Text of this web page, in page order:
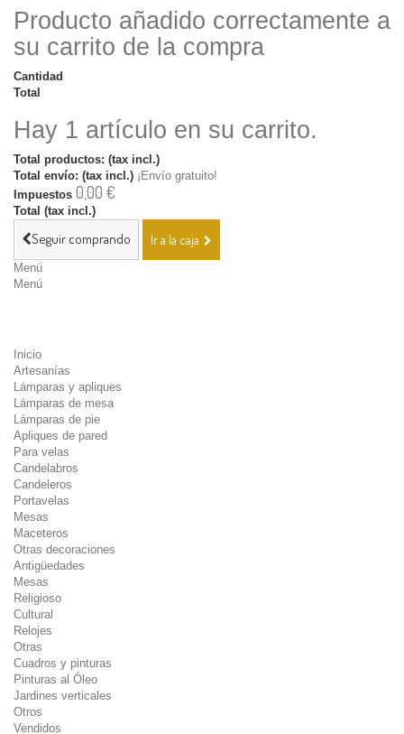
Producto añadido correctamente a
su carrito de la compra
Cantidad
Total
Hay 1 artículo en su carrito.
Total productos: (tax incl.)
Total envío: (tax incl.) ¡Envío gratuito!
Impuestos 0,00 €
Total (tax incl.)
Seguir comprando Ir a la caja
Menú
Menú
Inicio
Artesanías
Lámparas y apliques
Lámparas de mesa
Lámparas de pie
Apliques de pared
Para velas
Candelabros
Candeleros
Portavelas
Mesas
Maceteros
Otras decoraciones
Antigüedades
Mesas
Religioso
Cultural
Relojes
Otras
Cuadros y pinturas
Pinturas al Óleo
Jardines verticales
Otros
Vendidos